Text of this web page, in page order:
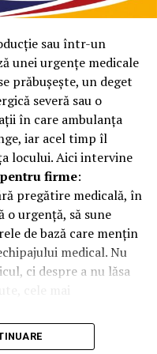
în special în
mare de
dimensiuni reduse.
utilizator beneficiază
afecta accesul
sunt prevăzute cu
ceea ce contribuie la
la menținerea unui
într-o soluție
și utilizarea
sau într-un
unei urgențe medicale
prăbușește, un deget
severă sau o
în care ambulanța
iar acel timp îl
locului. Aici intervine
firme:
pregătire medicală, în
o urgență, să sune
de bază care mențin
medical. Nu
ci despre a nu lăsa